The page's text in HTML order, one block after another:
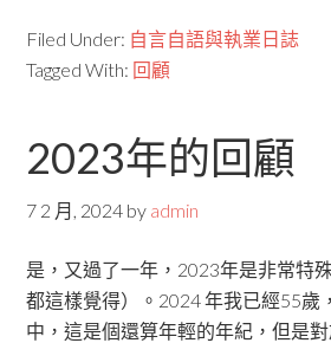
Filed Under: 自言自語與執業日誌
Tagged With: 回顧
2023年的回顧
7 2 月, 2024 by admin
是，又過了一年，2023年是非常特
都這樣覺得）。2024 年我已經55歲
中，這是個還算年輕的年紀，但是